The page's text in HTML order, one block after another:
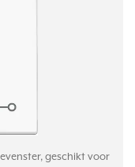
geschikt voor